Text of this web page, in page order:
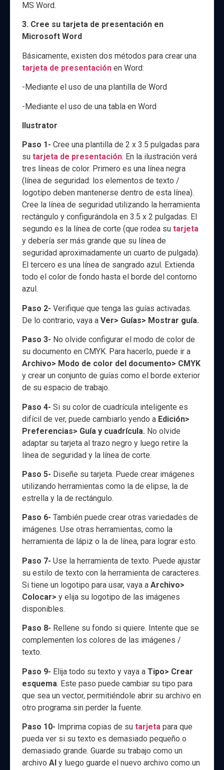
MS Word.
3. Cree su tarjeta de presentación en
Microsoft Word
Básicamente, existen dos métodos para crear una
tarjeta de presentación en Word:
-Mediante el uso de una plantilla de Word
-Mediante el uso de una tabla en Word
Ilustrator
Paso 1-Cree una plantilla de 2 x 3.5 pulgadas para
sutarjeta de presentación. En la ilustración verá
tres líneas de color. Primero es una línea negra
(línea de seguridad: los elementos de texto /
logotipo deben mantenerse dentro de esta línea).
Cree la línea de seguridad utilizando la herramienta
rectángulo y configurándola en 3.5 x 2 pulgadas. El
segundo es la línea de corte (que rodea sutarjeta
y debería ser más grande que su línea de
seguridad aproximadamente un cuarto de pulgada).
El tercero es una línea de sangrado azul. Extienda
todo el color de fondo hasta el borde del contorno
azul.
Paso 2- Verifique que tenga las guías activadas.
De lo contrario, vaya aVer> Guías> Mostrar guía.
Paso 3- No olvide configurar el modo de color de
su documento en CMYK. Para hacerlo, puede ir a
Archivo> Modo de color del documento> CMYK
y crear un conjunto de guías como el borde exterior
de su espacio de trabajo.
Paso 4-Si su color de cuadrícula inteligente es
difícil de ver, puede cambiarlo yendo a Edición>
Preferencias> Guía y cuadrícula. No olvide
adaptar su tarjeta al trazo negro y luego retire la
línea de seguridad y la línea de corte.
Paso 5- Diseñe su tarjeta. Puede crear imágenes
utilizando herramientas como la de elipse, la de
estrella y la de rectángulo.
Paso 6-También puede crear otras variedades de
imágenes. Use otras herramientas, como la
herramienta de lápiz o la de línea, para lograr esto.
Paso 7-Use la herramienta de texto. Puede ajustar
su estilo de texto con la herramienta de caracteres.
Si tiene un logotipo para usar, vaya aArchivo>
Colocar> y elija su logotipo de las imágenes
disponibles.
Paso 8- Rellene su fondo si quiere. Intente que se
complementen los colores de las imágenes /
texto.
Paso 9- Elija todo su texto y vaya aTipo> Crear
esquema. Este paso puede cambiar su tipo para
que sea un vector, permitiéndole abrir su archivo en
otro programa sin perder la fuente.
Paso 10- Imprima copias de sutarjeta para que
pueda ver si su texto es demasiado pequeño o
demasiado grande. Guarde su trabajo como un
archivoAIy luego guarde el nuevo archivo como un